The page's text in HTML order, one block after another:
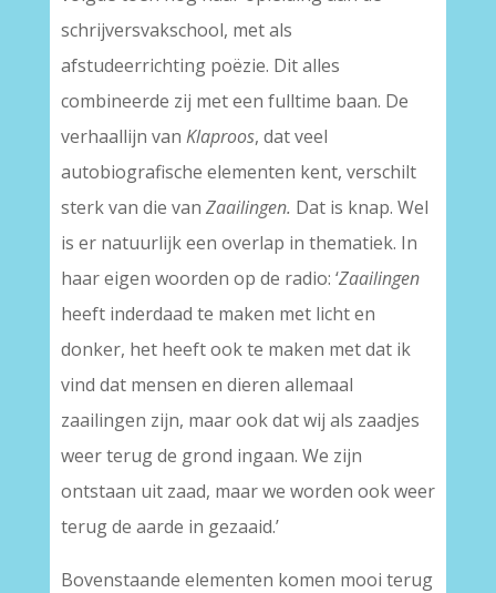
schrijversvakschool, met als
afstudeerrichting poëzie. Dit alles
combineerde zij met een fulltime baan. De
verhaallijn van Klaproos, dat veel
autobiografische elementen kent, verschilt
sterk van die van Zaailingen. Dat is knap. Wel
is er natuurlijk een overlap in thematiek. In
haar eigen woorden op de radio: ‘Zaailingen
heeft inderdaad te maken met licht en
donker, het heeft ook te maken met dat ik
vind dat mensen en dieren allemaal
zaailingen zijn, maar ook dat wij als zaadjes
weer terug de grond ingaan. We zijn
ontstaan uit zaad, maar we worden ook weer
terug de aarde in gezaaid.’
Bovenstaande elementen komen mooi terug